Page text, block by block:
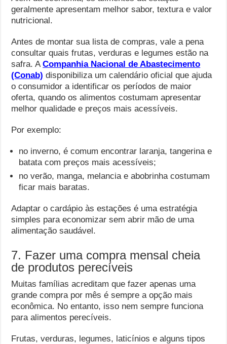
geralmente apresentam melhor sabor, textura e valor
nutricional.
Antes de montar sua lista de compras, vale a pena
consultar quais frutas, verduras e legumes estão na
safra. ACompanhia Nacional de Abastecimento
(Conab) disponibiliza um calendário oficial que ajuda
o consumidor a identificar os períodos de maior
oferta, quando os alimentos costumam apresentar
melhor qualidade e preços mais acessíveis.
Por exemplo:
no inverno, é comum encontrar laranja, tangerina e
batata com preços mais acessíveis;
no verão, manga, melancia e abobrinha costumam
ficar mais baratas.
Adaptar o cardápio às estações é uma estratégia
simples para economizar sem abrir mão de uma
alimentação saudável.
7. Fazer uma compra mensal cheia
de produtos perecíveis
Muitas famílias acreditam que fazer apenas uma
grande compra por mês é sempre a opção mais
econômica. No entanto, isso nem sempre funciona
para alimentos perecíveis.
Frutas, verduras, legumes, laticínios e alguns tipos